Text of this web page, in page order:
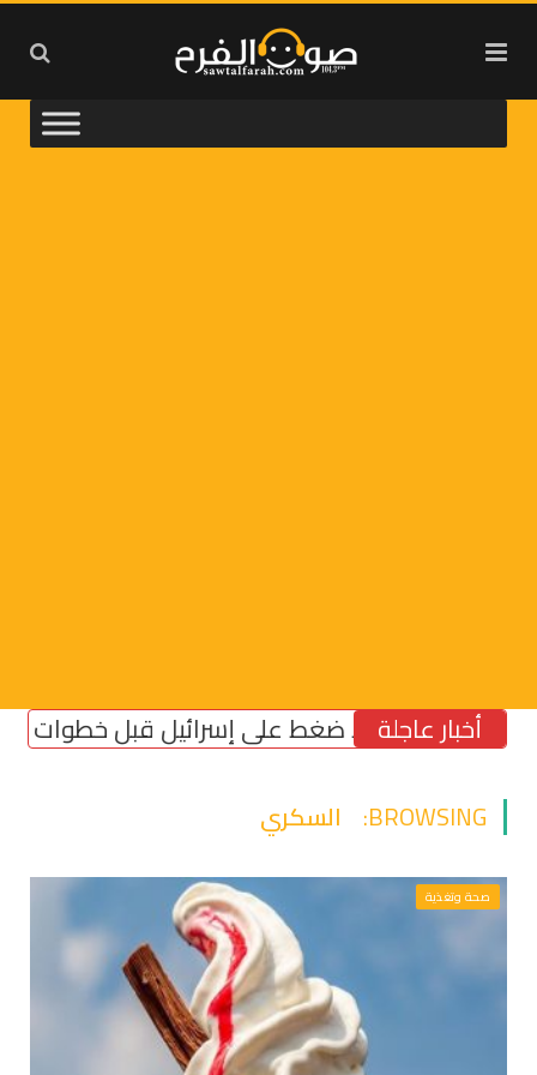
أخبار عاجلة
لا ضغط على إسرائيل قبل خطوات بنزع سلاح
BROWSING: السكري
صحة وتغذية